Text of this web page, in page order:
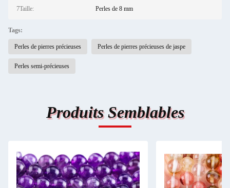
7Taille: Perles de 8 mm
Tags:
Perles de pierres précieuses Perles de pierres précieuses de jaspe
Perles semi-précieuses
Produits Semblables